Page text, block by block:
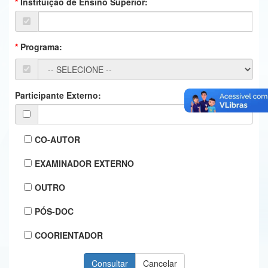
Ministério da Ciência, Tecnologia, Inovações e Comunicações
Ministério do Turismo
Controladoria-Geral da União
Ministério da Mulher, da Família e dos Direitos Humanos
Secretaria-Geral
Secretaria de Governo
Gabinete de Segurança Institucional
Advocacia-Geral da União
Programa:
Participante Externo:
CO-AUTOR
EXAMINADOR EXTERNO
OUTRO
PÓS-DOC
COORIENTADOR